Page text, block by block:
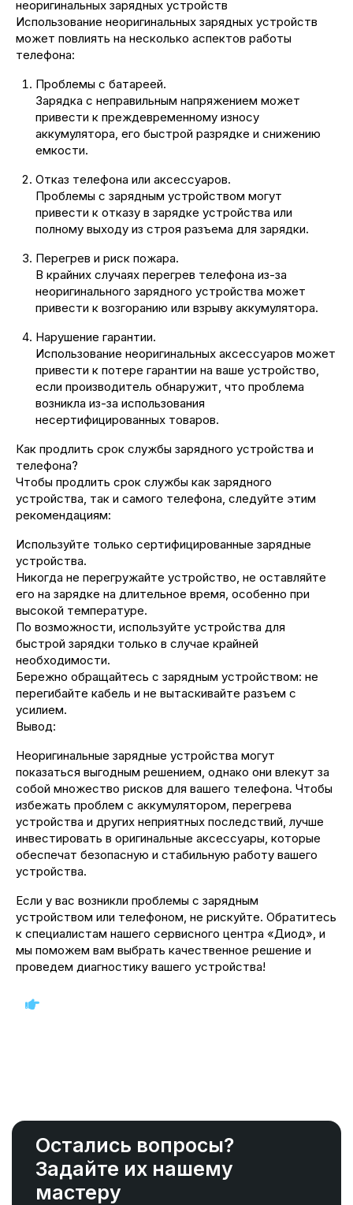
неоригинальных зарядных устройств
Использование неоригинальных зарядных устройств
может повлиять на несколько аспектов работы
телефона:
Проблемы с батареей.
Зарядка с неправильным напряжением может
привести к преждевременному износу
аккумулятора, его быстрой разрядке и снижению
емкости.
Отказ телефона или аксессуаров.
Проблемы с зарядным устройством могут
привести к отказу в зарядке устройства или
полному выходу из строя разъема для зарядки.
Перегрев и риск пожара.
В крайних случаях перегрев телефона из-за
неоригинального зарядного устройства может
привести к возгоранию или взрыву аккумулятора.
Нарушение гарантии.
Использование неоригинальных аксессуаров может
привести к потере гарантии на ваше устройство,
если производитель обнаружит, что проблема
возникла из-за использования
несертифицированных товаров.
Как продлить срок службы зарядного устройства и
телефона?
Чтобы продлить срок службы как зарядного
устройства, так и самого телефона, следуйте этим
рекомендациям:
Используйте только сертифицированные зарядные
устройства.
Никогда не перегружайте устройство, не оставляйте
его на зарядке на длительное время, особенно при
высокой температуре.
По возможности, используйте устройства для
быстрой зарядки только в случае крайней
необходимости.
Бережно обращайтесь с зарядным устройством: не
перегибайте кабель и не вытаскивайте разъем с
усилием.
Вывод:
Неоригинальные зарядные устройства могут
показаться выгодным решением, однако они влекут за
собой множество рисков для вашего телефона. Чтобы
избежать проблем с аккумулятором, перегрева
устройства и других неприятных последствий, лучше
инвестировать в оригинальные аксессуары, которые
обеспечат безопасную и стабильную работу вашего
устройства.
Если у вас возникли проблемы с зарядным
устройством или телефоном, не рискуйте. Обратитесь
к специалистам нашего сервисного центра «Диод», и
мы поможем вам выбрать качественное решение и
проведем диагностику вашего устройства!
Остались вопросы?
Задайте их нашему
мастеру